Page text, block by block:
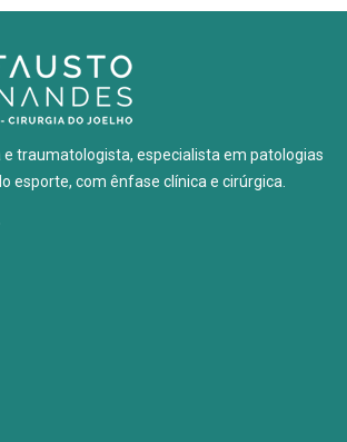
e traumatologista, especialista em patologias
esporte, com ênfase clínica e cirúrgica.